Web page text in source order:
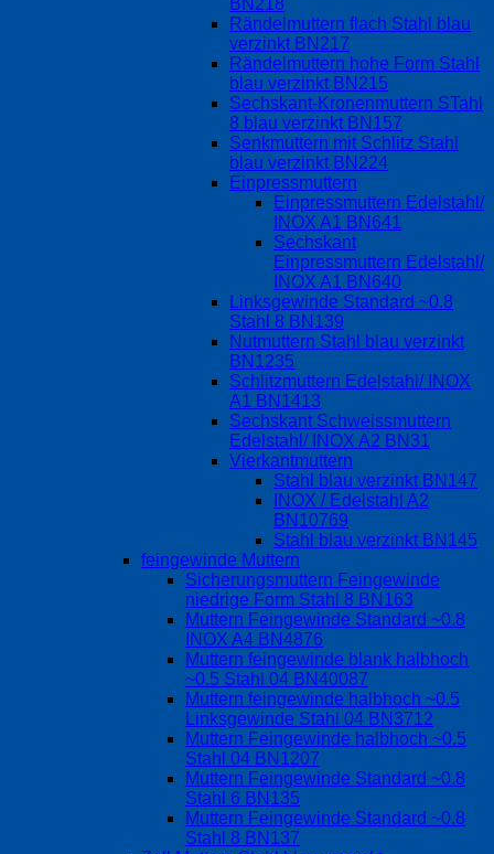
BN218
Rändelmuttern flach Stahl blau
verzinkt BN217
Rändelmuttern hohe Form Stahl
blau verzinkt BN215
Sechskant-Kronenmuttern STahl
8 blau verzinkt BN157
Senkmuttern mit Schlitz Stahl
blau verzinkt BN224
Einpressmuttern
Einpressmuttern Edelstahl/
INOX A1 BN641
Sechskant
Einpressmuttern Edelstahl/
INOX A1 BN640
Linksgewinde Standard ~0.8
Stahl 8 BN139
Nutmuttern Stahl blau verzinkt
BN1235
Schlitzmuttern Edelstahl/ INOX
A1 BN1413
Sechskant Schweissmuttern
Edelstahl/ INOX A2 BN31
Vierkantmuttern
Stahl blau verzinkt BN147
INOX / Edelstahl A2
BN10769
Stahl blau verzinkt BN145
feingewinde Muttern
Sicherungsmuttern Feingewinde
niedrige Form Stahl 8 BN163
Muttern Feingewinde Standard ~0.8
INOX A4 BN4876
Muttern feingewinde blank halbhoch
~0.5 Stahl 04 BN40087
Muttern feingewinde halbhoch ~0.5
Linksgewinde Stahl 04 BN3712
Muttern Feingewinde halbhoch ~0.5
Stahl 04 BN1207
Muttern Feingewinde Standard ~0.8
Stahl 6 BN135
Muttern Feingewinde Standard ~0.8
Stahl 8 BN137